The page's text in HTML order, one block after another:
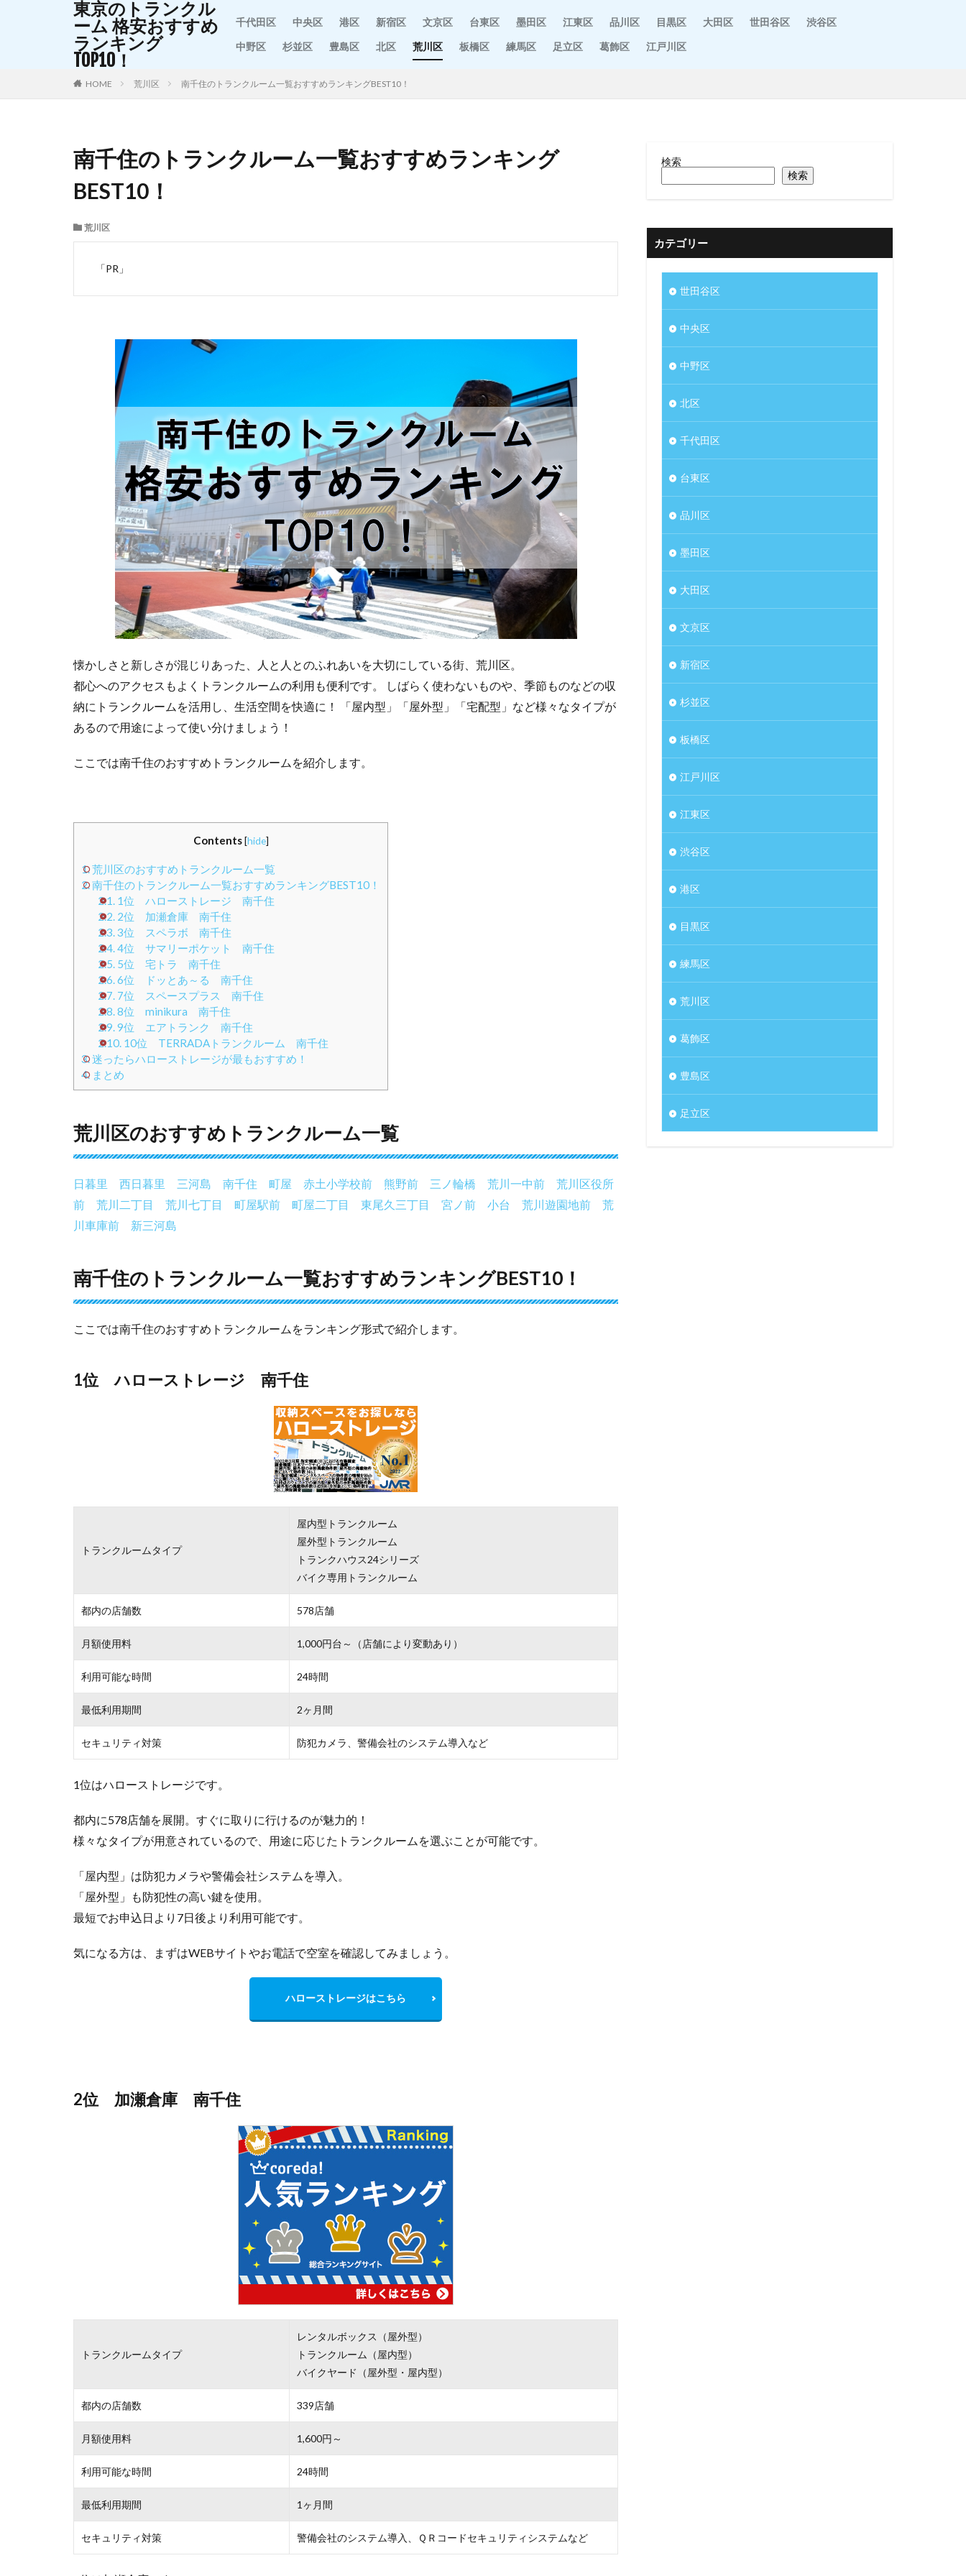
東京のトランクル
ーム 格安おすすめ
ランキング
TOP10！
千代田区 中央区 港区 新宿区 文京区 台東区 墨田区 江東区 品川区 目黒区 大田区 世田谷区
渋谷区
中野区
杉並区 豊島区 北区 荒川区 板橋区 練馬区 足立区 葛飾区 江戸川区
HOME 荒川区 南千住のトランクルーム一覧おすすめランキングBEST10！
南千住のトランクルーム一覧おすすめランキング
BEST10！
荒川区
「PR」
懐かしさと新しさが混じりあった、人と人とのふれあいを大切にしている街、荒川区。
都心へのアクセスもよくトランクルームの利用も便利です。 しばらく使わないものや、季節ものなどの収
納にトランクルームを活用し、生活空間を快適に！ 「屋内型」「屋外型」「宅配型」など様々なタイプが
あるので用途によって使い分けましょう！
ここでは南千住のおすすめトランクルームを紹介します。
Contents [hide]
1.荒川区のおすすめトランクルーム一覧
2.南千住のトランクルーム一覧おすすめランキングBEST10！
2.1.1位 ハローストレージ 南千住
2.2.2位 加瀬倉庫 南千住
2.3.3位 スペラボ 南千住
2.4.4位 サマリーポケット 南千住
2.5.5位 宅トラ 南千住
2.6.6位 ドッとあ～る 南千住
2.7.7位 スペースプラス 南千住
2.8.8位 minikura 南千住
2.9.9位 エアトランク 南千住
2.10.10位 TERRADAトランクルーム 南千住
3.迷ったらハローストレージが最もおすすめ！
4. まとめ
荒川区のおすすめトランクルーム一覧
日暮里 西日暮里 三河島 南千住 町屋 赤土小学校前 熊野前 三ノ輪橋 荒川一中前
荒川区役所
前
荒川二丁目 荒川七丁目 町屋駅前 町屋二丁目 東尾久三丁目 宮ノ前 小台 荒川遊園地前
荒
川車庫前
新三河島
南千住のトランクルーム一覧おすすめランキングBEST10！
ここでは南千住のおすすめトランクルームをランキング形式で紹介します。
1位 ハローストレージ 南千住
トランクルームタイプ
屋内型トランクルーム
屋外型トランクルーム
トランクハウス24シリーズ
バイク専用トランクルーム
都内の店舗数 578店舗
月額使用料 1,000円台～（店舗により変動あり）
利用可能な時間 24時間
最低利用期間 2ヶ月間
セキュリティ対策 防犯カメラ、警備会社のシステム導入など
1位はハローストレージです。
都内に578店舗を展開。すぐに取りに行けるのが魅力的！
様々なタイプが用意されているので、用途に応じたトランクルームを選ぶことが可能です。
「屋内型」は防犯カメラや警備会社システムを導入。
「屋外型」も防犯性の高い鍵を使用。
最短でお申込日より7日後より利用可能です。
気になる方は、まずはWEBサイトやお電話で空室を確認してみましょう。
ハローストレージはこちら
2位 加瀬倉庫 南千住
トランクルームタイプ
レンタルボックス（屋外型）
トランクルーム（屋内型）
バイクヤード（屋外型・屋内型）
都内の店舗数 339店舗
月額使用料 1,600円～
利用可能な時間 24時間
最低利用期間 1ヶ月間
セキュリティ対策 警備会社のシステム導入、ＱＲコードセキュリティシステムなど
検索
検索
カテゴリー
世田谷区
中央区
中野区
北区
千代田区
台東区
品川区
墨田区
大田区
文京区
新宿区
杉並区
板橋区
江戸川区
江東区
渋谷区
港区
目黒区
練馬区
荒川区
葛飾区
豊島区
足立区